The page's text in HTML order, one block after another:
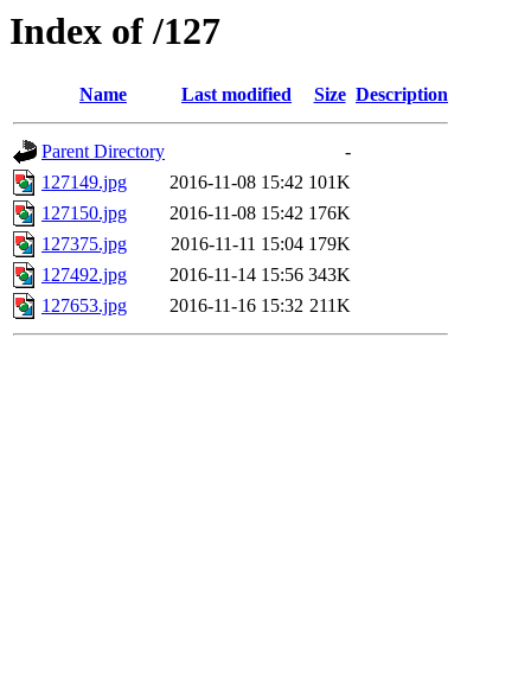
Index of /127
Name Last modified Size Description
Parent Directory
-
127149.jpg
2016-11-08 15:42 101K
127150.jpg
2016-11-08 15:42 176K
127375.jpg
2016-11-11 15:04 179K
127492.jpg
2016-11-14 15:56 343K
127653.jpg
2016-11-16 15:32 211K